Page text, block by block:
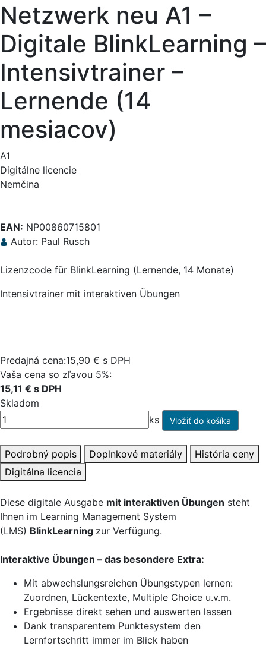
Netzwerk neu A1 –
Digitale BlinkLearning –
Intensivtrainer –
Lernende (14
mesiacov)
A1
Digitálne licencie
Nemčina
EAN: NP00860715801
Autor: Paul Rusch
Lizenzcode für BlinkLearning (Lernende, 14 Monate)
Intensivtrainer mit interaktiven Übungen
Predajná cena:15,90 € s DPH
Vaša cena so zľavou 5%:
15,11 € s DPH
Skladom
ks
Podrobný popis Doplnkové materiály
História ceny
Digitálna licencia
Diese digitale Ausgabe mit interaktiven Übungen steht
Ihnen im Learning Management System
(LMS) BlinkLearning zur Verfügung.
Interaktive Übungen – das besondere Extra:
Mit abwechslungsreichen Übungstypen lernen:
Zuordnen, Lückentexte, Multiple Choice u.v.m.
Ergebnisse direkt sehen und auswerten lassen
Dank transparentem Punktesystem den
Lernfortschritt immer im Blick haben